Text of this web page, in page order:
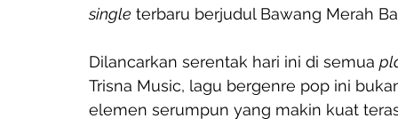
single terbaru berjudul Bawang Merah
Dilancarkan serentak hari ini di semua
Trisna Music, lagu bergenre pop ini
elemen serumpun yang makin kuat